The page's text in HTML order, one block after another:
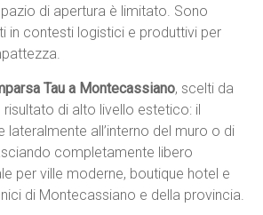
di apertura è limitato. Sono
in contesti logistici e produttivi per
Tau a Montecassiano, scelti da
risultato di alto livello estetico: il
lateralmente all’interno del muro o di
completamente libero
per ville moderne, boutique hotel e
di Montecassiano e della provincia.